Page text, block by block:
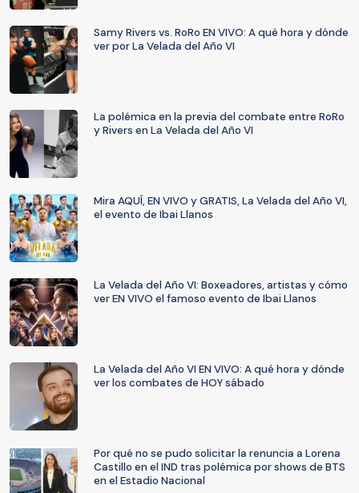
Samy Rivers vs. RoRo EN VIVO: A qué hora y dónde
ver por La Velada del Año VI
La polémica en la previa del combate entre RoRo
y Rivers en La Velada del Año VI
Mira AQUÍ, EN VIVO y GRATIS, La Velada del Año VI,
el evento de Ibai Llanos
La Velada del Año VI: Boxeadores, artistas y cómo
ver EN VIVO el famoso evento de Ibai Llanos
La Velada del Año VI EN VIVO: A qué hora y dónde
ver los combates de HOY sábado
Por qué no se pudo solicitar la renuncia a Lorena
Castillo en el IND tras polémica por shows de BTS
en el Estadio Nacional